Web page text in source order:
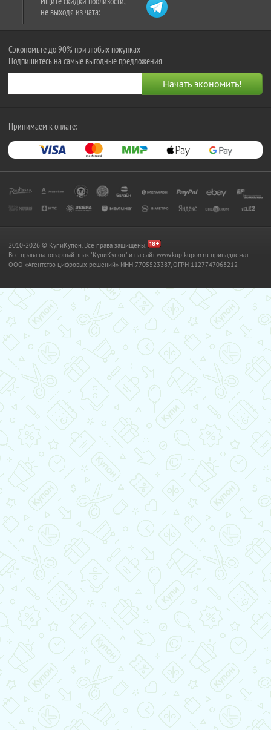
не выходя из чата:
Сэкономьте до 90% при любых покупках
Подпишитесь на самые выгодные предложения
Принимаем к оплате:
2010-2026 © КупиКупон. Все права защищены.
Все права на товарный знак "КупиКупон" и на сайт www.kupikupon.ru принадлежат
OOO «Агентство цифровых решений» ИНН 7705523387, ОГРН 1127747063212